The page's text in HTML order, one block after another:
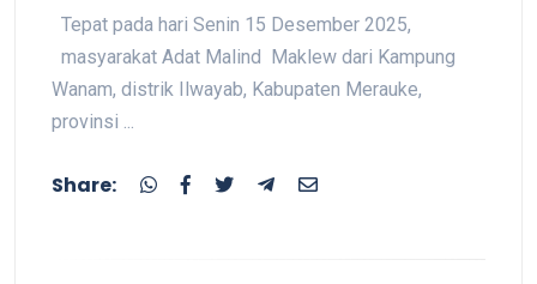
Tepat pada hari Senin 15 Desember 2025,
masyarakat Adat Malind Maklew dari Kampung
Wanam, distrik Ilwayab, Kabupaten Merauke,
provinsi ...
Share: